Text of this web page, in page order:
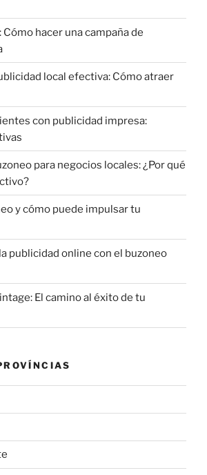
Cómo hacer una campaña de
local efectiva: Cómo atraer
con publicidad impresa:
para negocios locales: ¿Por qué
y cómo puede impulsar tu
publicidad online con el buzoneo
El camino al éxito de tu